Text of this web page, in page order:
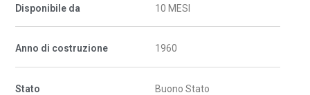
Disponibile da 10 MESI
Anno di costruzione 1960
Stato Buono Stato